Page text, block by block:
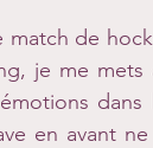
de
je me
en avant